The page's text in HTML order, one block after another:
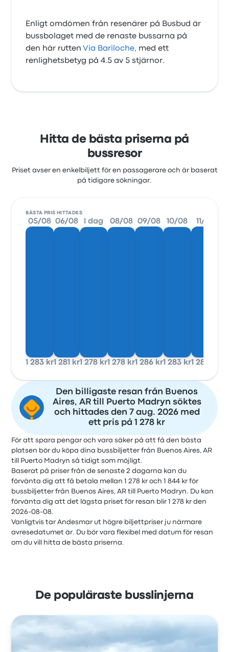
Enligt omdömen från resenärer på Busbud är
bussbolaget med de renaste bussarna på
den här rutten Via Bariloche, med ett
renlighetsbetyg på 4.5 av 5 stjärnor.
Hitta de bästa priserna på
bussresor
Priset avser en enkelbiljett för en passagerare och är baserat
på tidigare sökningar.
BÄSTA PRIS HITTADES
05/08
1 283 kr
06/08
1 281 kr
I dag
1 278 kr
08/08
1 278 kr
09/08
1 286 kr
10/08
1 283 kr
11/08
1 286 kr
Den billigaste resan från Buenos
Aires, AR till Puerto Madryn söktes
och hittades den 7 aug. 2026 med
ett pris på 1 278 kr
För att spara pengar och vara säker på att få den bästa
platsen bör du köpa dina bussbiljetter från Buenos Aires, AR
till Puerto Madryn så tidigt som möjligt.
Baserat på priser från de senaste 2 dagarna kan du
förvänta dig att få betala mellan 1 278 kr och 1 844 kr för
bussbiljetter från Buenos Aires, AR till Puerto Madryn. Du kan
förvänta dig att det lägsta priset för resan blir 1 278 kr den
2026-08-08.
Vanligtvis tar Andesmar ut högre biljettpriser ju närmare
avresedatumet är. Du bör vara flexibel med datum för resan
om du vill hitta de bästa priserna.
De populäraste busslinjerna